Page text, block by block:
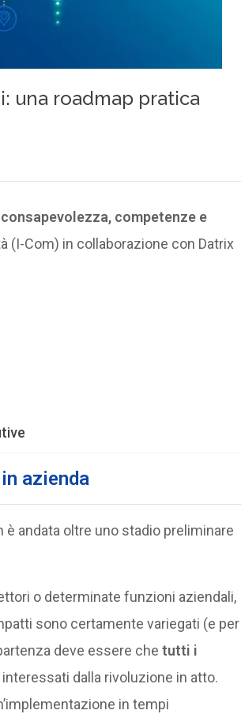
competenze e
(I-Com) in collaborazione con Datrix
azienda
è andata oltre uno stadio preliminare
o determinate funzioni aziendali,
sono certamente variegati (e per
deve essere che tutti i
dalla rivoluzione in atto.
in tempi